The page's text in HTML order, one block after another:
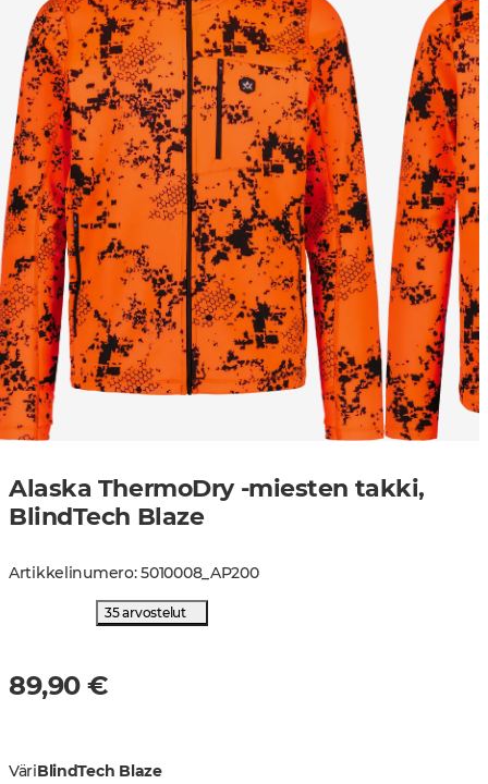
Alaska ThermoDry -miesten takki,
BlindTech Blaze
Artikkelinumero:5010008_AP200
35 arvostelut
89,90 €
VäriBlindTech Blaze